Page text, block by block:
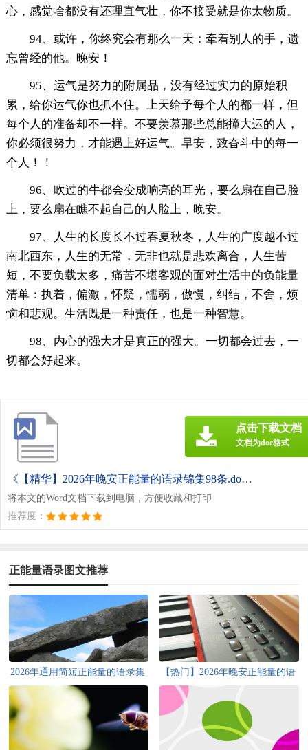
心，感觉啥都没有还理直气壮，你不接受就是你太物质。
94、或许，你终究会有那么一天：牵着别人的手，遗
忘曾经的他。晚安！
95、运气是努力的附属品，没有经过实力的原始积
累，给你运气你也抓不住。上天给予每个人的都一样，但
每个人的准备却不一样。不要羡慕那些总能撞大运的人，
你必须很努力，才能遇上好运气。早安，致奋斗中的每一
个人！！
96、吹过的牛都会变成响亮的耳光，要么扇在自己脸
上，要么扇在瞧不起自己的人脸上，晚安。
97、人生的长度长不过春夏秋冬，人生的广度越不过
南北西东，人生的无常，无非也就是悲欢离合，人生苦
短，不要负载太多，痛苦不堪客观的面对生活中的负能量
清单：执着，偏激，怀疑，懦弱，傲慢，纠结，不舍，烦
恼和悲观。生活既是一种责任，也是一种智慧。
98、内心的强大才是真正的强大。一切都会过去，一
切都会好起来。
《【精华】2026年晚安正能量的语录锦集98条.doc》
将本文的Word文档下载到电脑，方便收藏和打印
推荐度：
点击下载文档
文档为doc格式
正能量语录图文推荐
2026年通用简短正能量的语录集
合38句
【热门】2026年晚安正能量的语